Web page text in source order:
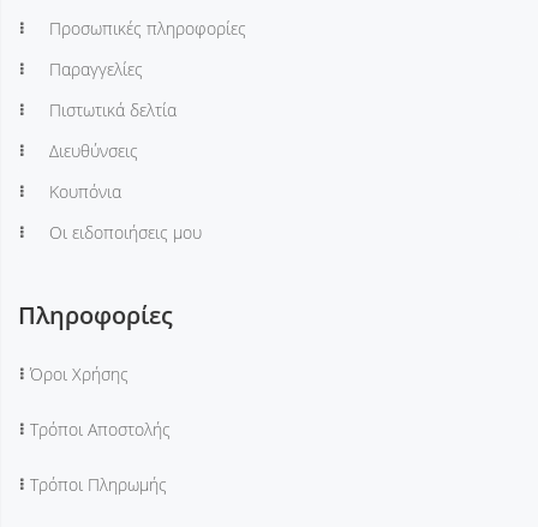
Προσωπικές πληροφορίες
Παραγγελίες
Πιστωτικά δελτία
Διευθύνσεις
Κουπόνια
Οι ειδοποιήσεις μου
Πληροφορίες
Όροι Χρήσης
Τρόποι Αποστολής
Τρόποι Πληρωμής